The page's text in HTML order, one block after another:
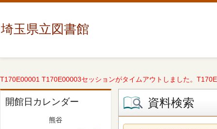
埼玉県立図書館
T170E00001 T170E00003セッションがタイムアウトしました。
開館日カレンダー
熊谷
資料検索